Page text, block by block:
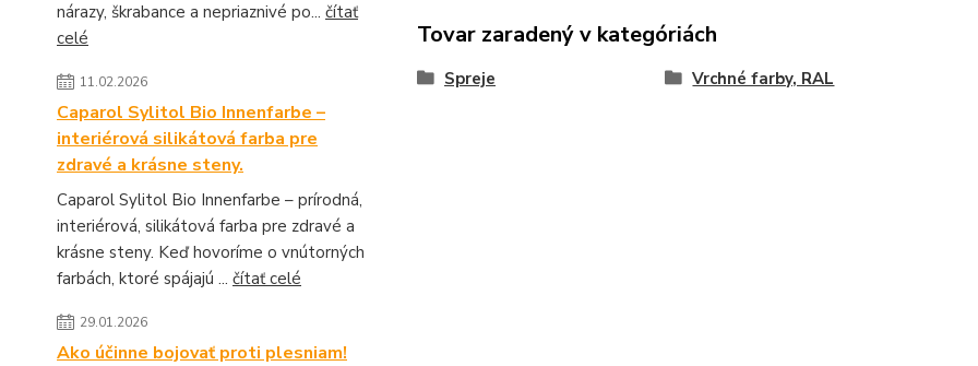
nárazy, škrabance a nepriaznivé po... čítať
celé
11.02.2026
Caparol Sylitol Bio Innenfarbe –
interiérová silikátová farba pre
zdravé a krásne steny.
Caparol Sylitol Bio Innenfarbe – prírodná,
interiérová, silikátová farba pre zdravé a
krásne steny. Keď hovoríme o vnútorných
farbách, ktoré spájajú ... čítať celé
29.01.2026
Ako účinne bojovať proti plesniam!
Tovar zaradený v kategóriách
Spreje Vrchné farby, RAL